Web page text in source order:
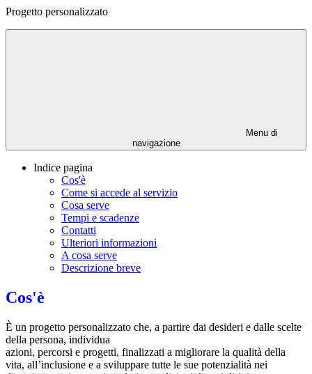
Progetto personalizzato
Menu di
navigazione
Indice pagina
Cos'è
Come si accede al servizio
Cosa serve
Tempi e scadenze
Contatti
Ulteriori informazioni
A cosa serve
Descrizione breve
Cos'è
È un progetto personalizzato che, a partire dai desideri e dalle scelte
della persona, individua
azioni, percorsi e progetti, finalizzati a migliorare la qualità della
vita, all’inclusione e a sviluppare tutte le sue potenzialità nei